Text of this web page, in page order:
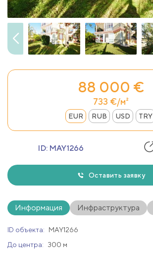
88 000 €
733 €/м²
EUR RUB USD TRY
ID: MAY1266
Оставить заявку
Информация Инфраструктура
ID объекта:
MAY1266
До центра:
300 м